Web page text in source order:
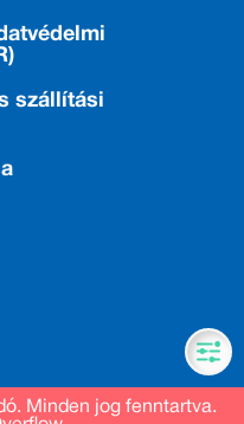
szállítási
Minden jog fenntartva.